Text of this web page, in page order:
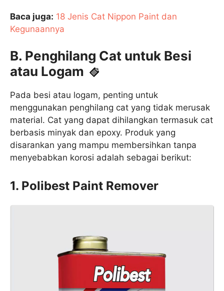
Baca juga: 18 Jenis Cat Nippon Paint dan
Kegunaannya
B. Penghilang Cat untuk Besi
atau Logam
Pada besi atau logam, penting untuk
menggunakan penghilang cat yang tidak merusak
material. Cat yang dapat dihilangkan termasuk cat
berbasis minyak dan epoxy. Produk yang
disarankan yang mampu membersihkan tanpa
menyebabkan korosi adalah sebagai berikut:
1. Polibest Paint Remover